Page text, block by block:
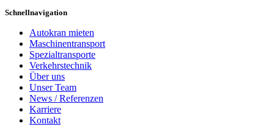
Schnellnavigation
Autokran mieten
Maschinentransport
Spezialtransporte
Verkehrstechnik
Über uns
Unser Team
News / Referenzen
Karriere
Kontakt